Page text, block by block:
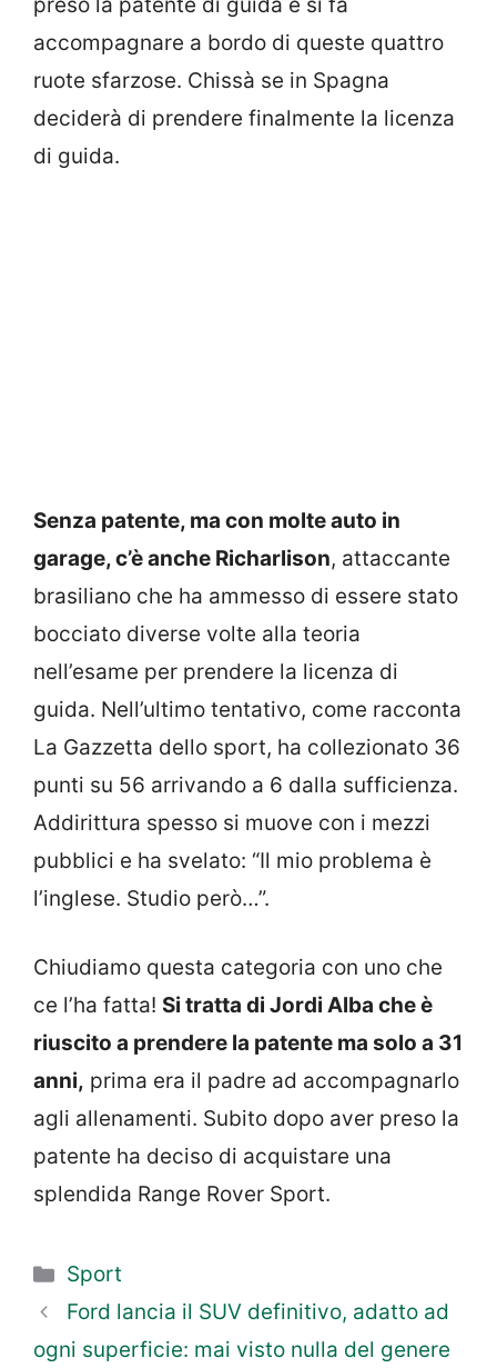
preso la patente di guida e si fa
accompagnare a bordo di queste quattro
ruote sfarzose. Chissà se in Spagna
deciderà di prendere finalmente la licenza
di guida.
Senza patente, ma con molte auto in
garage, c’è anche Richarlison, attaccante
brasiliano che ha ammesso di essere stato
bocciato diverse volte alla teoria
nell’esame per prendere la licenza di
guida. Nell’ultimo tentativo, come racconta
La Gazzetta dello sport, ha collezionato 36
punti su 56 arrivando a 6 dalla sufficienza.
Addirittura spesso si muove con i mezzi
pubblici e ha svelato: “Il mio problema è
l’inglese. Studio però…”.
Chiudiamo questa categoria con uno che
ce l’ha fatta! Si tratta di Jordi Alba che è
riuscito a prendere la patente ma solo a 31
anni, prima era il padre ad accompagnarlo
agli allenamenti. Subito dopo aver preso la
patente ha deciso di acquistare una
splendida Range Rover Sport.
Categorie
Sport
Ford lancia il SUV definitivo, adatto ad
ogni superficie: mai visto nulla del genere